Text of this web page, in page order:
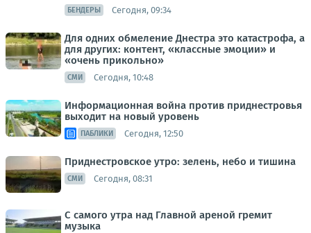
БЕНДЕРЫ Сегодня, 09:34
Для одних обмеление Днестра это катастрофа, а
для других: контент, «классные эмоции» и
«очень прикольно»
СМИ Сегодня, 10:48
Информационная война против приднестровья
выходит на новый уровень
ПАБЛИКИ Сегодня, 12:50
Приднестровское утро: зелень, небо и тишина
СМИ Сегодня, 08:31
С самого утра над Главной ареной гремит
музыка